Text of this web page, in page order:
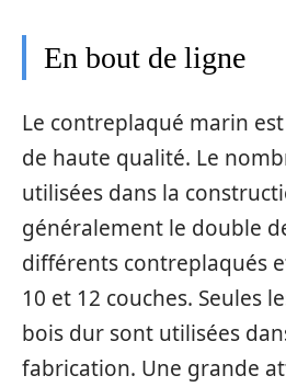
En bout de ligne
Le contreplaqué marin
de haute qualité. Le
utilisées dans la
généralement le double
différents contreplaqués
10 et 12 couches. Seules
bois dur sont utilisées
fabrication. Une grande